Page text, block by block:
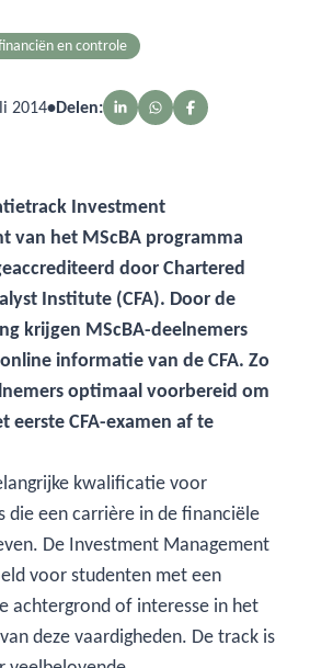
en controle
2014•Delen:
Investment
van het MScBA programma
door Chartered
Institute (CFA). Door de
krijgen MScBA-deelnemers
informatie van de CFA. Zo
optimaal voorbereid om
eerste CFA-examen af te
kwalificatie voor
die een carrière in de financiële
De Investment Management
voor studenten met een
achtergrond of interesse in het
deze vaardigheden. De track is